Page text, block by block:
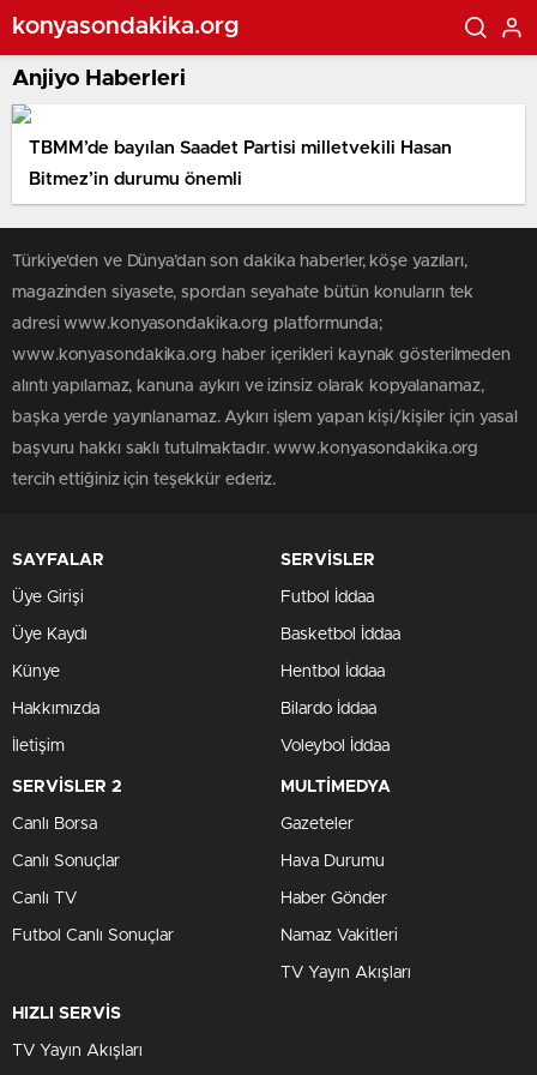
konyasondakika.org
Anjiyo Haberleri
TBMM’de bayılan Saadet Partisi milletvekili Hasan
Bitmez’in durumu önemli
Türkiye'den ve Dünya’dan son dakika haberler, köşe yazıları,
magazinden siyasete, spordan seyahate bütün konuların tek
adresi www.konyasondakika.org platformunda;
www.konyasondakika.org haber içerikleri kaynak gösterilmeden
alıntı yapılamaz, kanuna aykırı ve izinsiz olarak kopyalanamaz,
başka yerde yayınlanamaz. Aykırı işlem yapan kişi/kişiler için yasal
başvuru hakkı saklı tutulmaktadır. www.konyasondakika.org
tercih ettiğiniz için teşekkür ederiz.
SAYFALAR
Üye Girişi
Üye Kaydı
Künye
Hakkımızda
İletişim
SERVİSLER
Futbol İddaa
Basketbol İddaa
Hentbol İddaa
Bilardo İddaa
Voleybol İddaa
SERVİSLER 2
Canlı Borsa
Canlı Sonuçlar
Canlı TV
Futbol Canlı Sonuçlar
MULTİMEDYA
Gazeteler
Hava Durumu
Haber Gönder
Namaz Vakitleri
TV Yayın Akışları
HIZLI SERVİS
TV Yayın Akışları